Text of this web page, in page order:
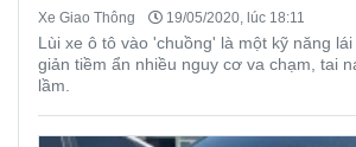
Xe Giao Thông 19/05/2020, lúc 18:11
Lùi xe ô tô vào 'chuồng' là một kỹ năng
giản tiềm ẩn nhiều nguy cơ va chạm, tai
lầm.